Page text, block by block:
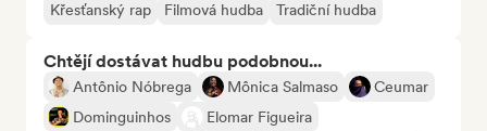
Křesťanský rap Filmová hudba Tradiční hudba
Chtějí dostávat hudbu podobnou...
Antônio Nóbrega Mônica Salmaso
Ceumar
Dominguinhos
Elomar Figueira